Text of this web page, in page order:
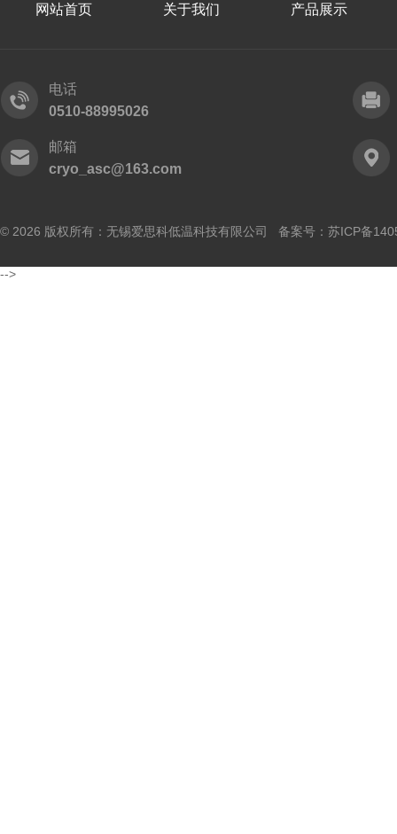
网站首页 关于我们 产品展示
电话
0510-88995026
邮箱
cryo_asc@163.com
© 2026 版权所有：无锡爱思科低温科技有限公司 备案号： 苏ICP备
-->